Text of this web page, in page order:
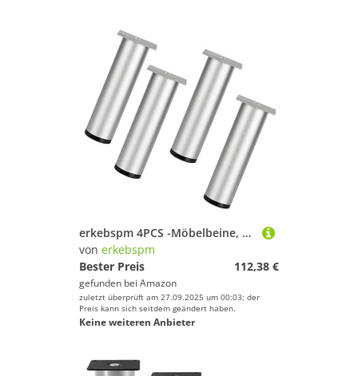
erkebspm 4PCS -Möbelbeine, verstellbare Sofa -Beine, Badschrankbeine, Couchtischfüße, Bettbeine, runde Couch stützende Füße, Metallmöbel Steigernde, Aluminiumlegierung, mit Schrauben (35)
von erkebspm
Bester Preis
112,38 €
gefunden bei Amazon
zuletzt überprüft am 27.09.2025 um 00:03; der
Preis kann sich seitdem geändert haben.
Keine weiteren Anbieter